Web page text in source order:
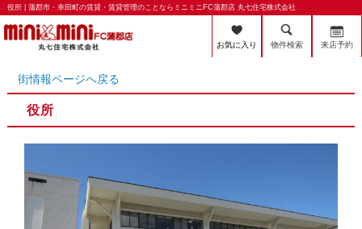
役所 | 蒲郡市・幸田町の賃貸・賃貸管理のことならミニミニFC蒲郡店 丸七住宅株式会社
お気に入り 物件検索 来店予約
街情報ページへ戻る
役所